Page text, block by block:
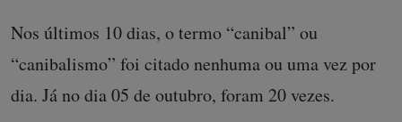
Nos últimos 10 dias, o termo “canibal” ou
“canibalismo” foi citado nenhuma ou uma vez por
dia. Já no dia 05 de outubro, foram 20 vezes.